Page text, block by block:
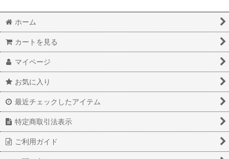
ホーム
カートを見る
マイページ
お気に入り
最近チェックしたアイテム
特定商取引法表示
ご利用ガイド